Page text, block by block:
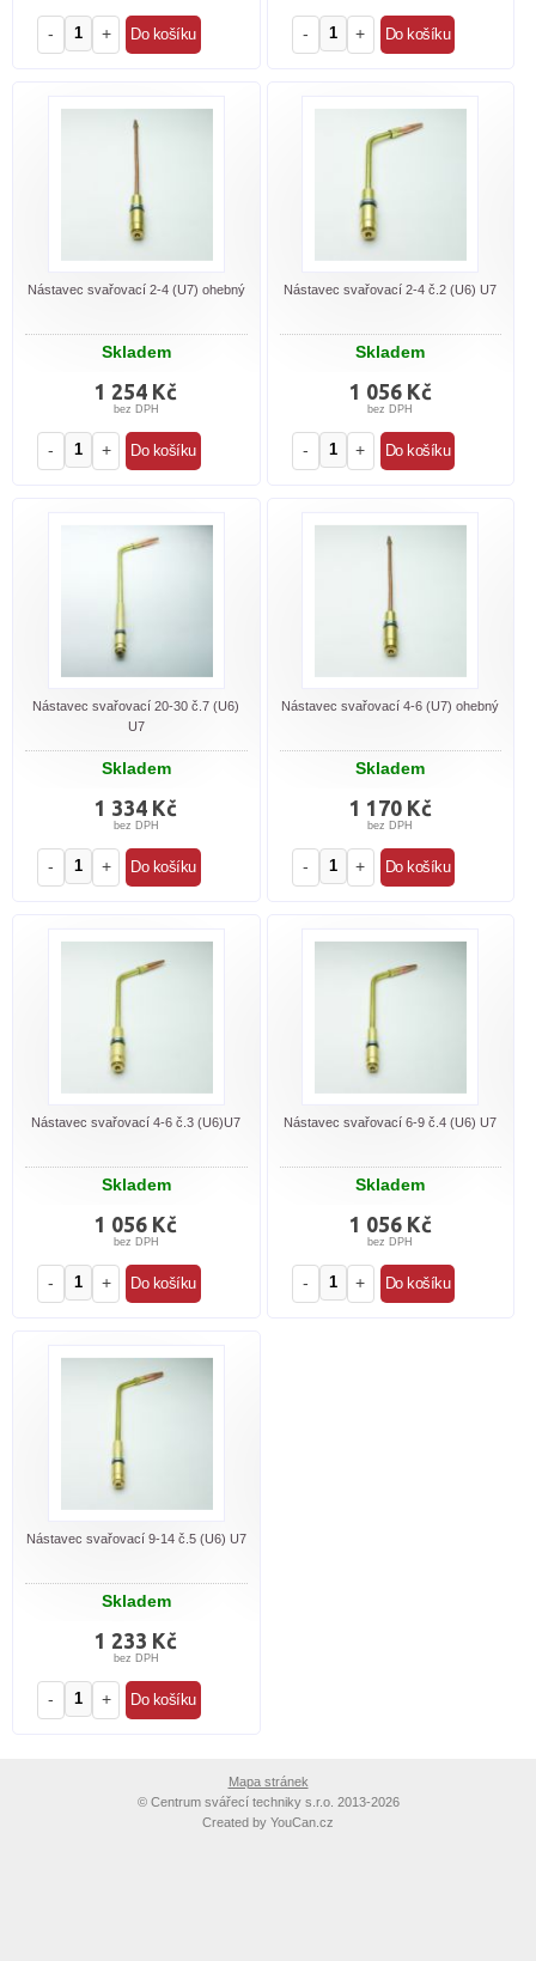
- + - +
Nástavec svařovací 2-4 (U7) ohebný
Skladem
1 254 Kč
bez DPH
- +
Nástavec svařovací 2-4 č.2 (U6) U7
Skladem
1 056 Kč
bez DPH
- +
Nástavec svařovací 20-30 č.7 (U6)
U7
Skladem
1 334 Kč
bez DPH
- +
Nástavec svařovací 4-6 (U7) ohebný
Skladem
1 170 Kč
bez DPH
- +
Nástavec svařovací 4-6 č.3 (U6)U7
Skladem
1 056 Kč
bez DPH
- +
Nástavec svařovací 6-9 č.4 (U6) U7
Skladem
1 056 Kč
bez DPH
- +
Nástavec svařovací 9-14 č.5 (U6) U7
Skladem
1 233 Kč
bez DPH
- +
Mapa stránek
©Centrum svářecí techniky s.r.o. 2013-2026
Created by YouCan.cz